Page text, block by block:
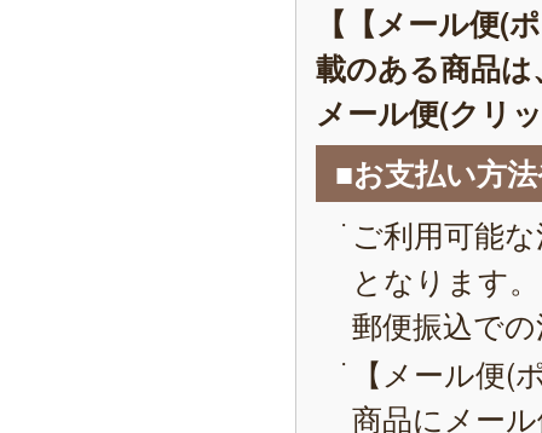
【【メール便(
載のある商品
メール便(クリ
■お支払い方
ご利用可能
となります。
郵便振込で
【メール便(
商品にメー